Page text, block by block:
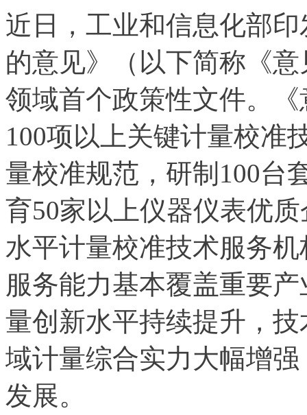
近日，工业和信息化部
的意见》（以下简称《
领域首个政策性文件。
100项以上关键计量校准
量校准规范，研制100台
育50家以上仪器仪表优
水平计量校准技术服务
服务能力基本覆盖重要
量创新水平持续提升，
域计量综合实力大幅增
发展。